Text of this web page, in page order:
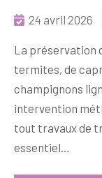
24 avril 2026
La préservation
termites, de
champignons
intervention
tout travaux de
essentiel…